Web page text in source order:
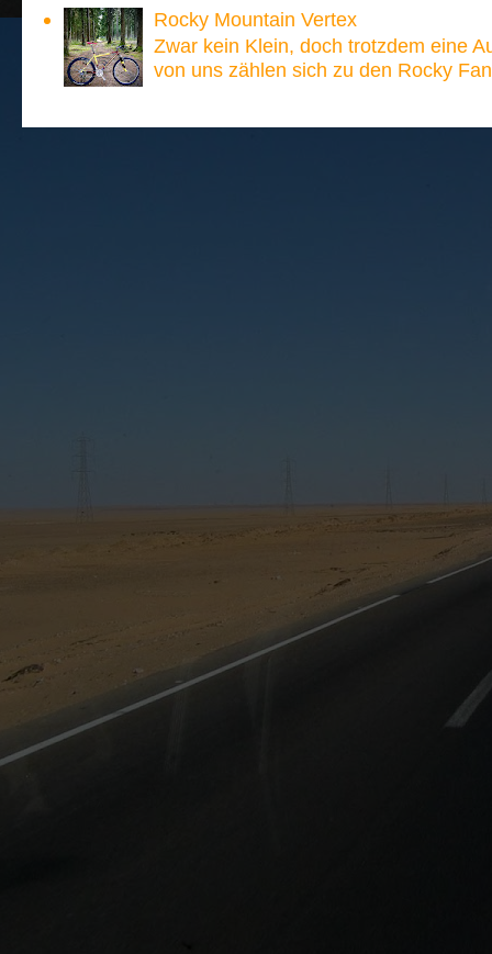
Rocky Mountain Vertex
Zwar kein Klein, doch trotzdem eine
von uns zählen sich zu den Rocky